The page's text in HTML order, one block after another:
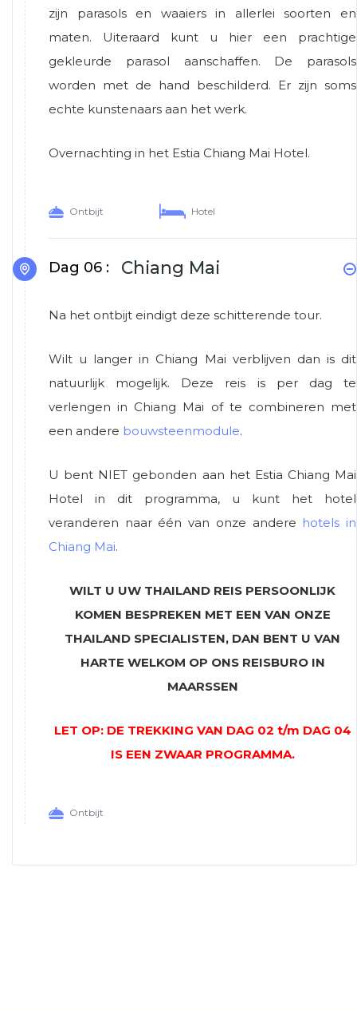
zijn parasols en waaiers in allerlei soorten en
maten. Uiteraard kunt u hier een prachtige
gekleurde parasol aanschaffen. De parasols
worden met de hand beschilderd. Er zijn soms
echte kunstenaars aan het werk.
Overnachting in het Estia Chiang Mai Hotel.
Ontbijt Hotel
Dag 06 : Chiang Mai
Na het ontbijt eindigt deze schitterende tour.
Wilt u langer in Chiang Mai verblijven dan is dit
natuurlijk mogelijk. Deze reis is per dag te
verlengen in Chiang Mai of te combineren met
een andere bouwsteenmodule.
U bent NIET gebonden aan het Estia Chiang Mai
Hotel in dit programma, u kunt het hotel
veranderen naar één van onze andere hotels in
Chiang Mai.
WILT U UW THAILAND REIS PERSOONLIJK
KOMEN BESPREKEN MET EEN VAN ONZE
THAILAND SPECIALISTEN, DAN BENT U VAN
HARTE WELKOM OP ONS REISBURO IN
MAARSSEN
LET OP: DE TREKKING VAN DAG 02 t/m DAG 04
IS EEN ZWAAR PROGRAMMA.
Ontbijt